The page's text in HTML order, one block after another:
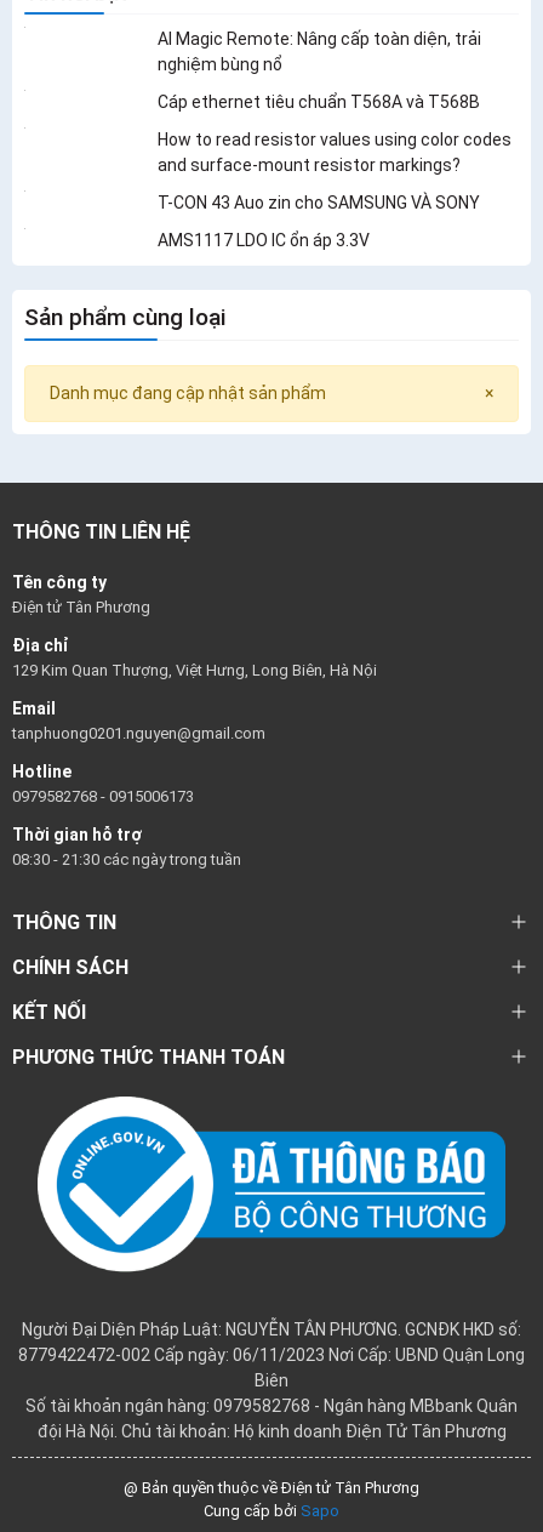
AI Magic Remote: Nâng cấp toàn diện, trải
nghiệm bùng nổ
Cáp ethernet tiêu chuẩn T568A và T568B
How to read resistor values using color codes
and surface-mount resistor markings?
T-CON 43 Auo zin cho SAMSUNG VÀ SONY
AMS1117 LDO IC ổn áp 3.3V
Sản phẩm cùng loại
×
Danh mục đang cập nhật sản phẩm
THÔNG TIN LIÊN HỆ
Tên công ty
Điện tử Tân Phương
Địa chỉ
129 Kim Quan Thượng, Việt Hưng, Long Biên, Hà Nội
Email
tanphuong0201.nguyen@gmail.com
Hotline
0979582768 - 0915006173
Thời gian hỗ trợ
08:30 - 21:30 các ngày trong tuần
THÔNG TIN
CHÍNH SÁCH
KẾT NỐI
PHƯƠNG THỨC THANH TOÁN
Người Đại Diện Pháp Luật: NGUYỄN TÂN PHƯƠNG. GCNĐK HKD số:
8779422472-002 Cấp ngày: 06/11/2023 Nơi Cấp: UBND Quận Long
Biên
Số tài khoản ngân hàng: 0979582768 - Ngân hàng MBbank Quân
đội Hà Nội. Chủ tài khoản: Hộ kinh doanh Điện Tử Tân Phương
@ Bản quyền thuộc về Điện tử Tân Phương
Cung cấp bởi Sapo